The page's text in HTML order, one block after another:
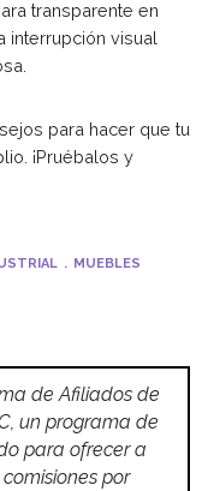
transparente en
interrupción visual
para hacer que tu
¡Pruébalos y
MUEBLES
de Afiliados de
un programa de
para ofrecer a
por